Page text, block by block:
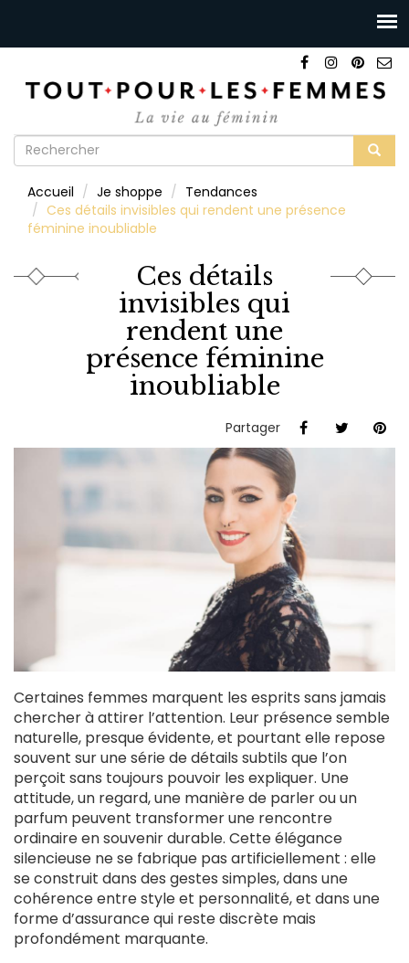
Formulaire
recherche
Accueil Je shoppe
Tendances
Ces détails invisibles qui rendent une présence
féminine inoubliable
Ces détails
invisibles qui
rendent une
présence féminine
inoubliable
Partager
Certaines femmes marquent les esprits sans jamais
chercher à attirer l’attention. Leur présence semble
naturelle, presque évidente, et pourtant elle repose
souvent sur une série de détails subtils que l’on
perçoit sans toujours pouvoir les expliquer. Une
attitude, un regard, une manière de parler ou un
parfum peuvent transformer une rencontre
ordinaire en souvenir durable. Cette élégance
silencieuse ne se fabrique pas artificiellement : elle
se construit dans des gestes simples, dans une
cohérence entre style et personnalité, et dans une
forme d’assurance qui reste discrète mais
profondément marquante.